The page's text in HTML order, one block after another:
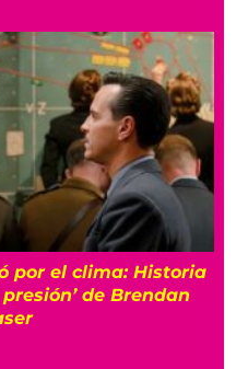
por el clima: Historia
de Brendan